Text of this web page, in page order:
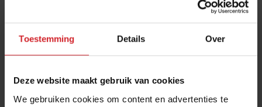
Toestemming Details Over
Deze website maakt gebruik van cookies
We gebruiken cookies om content en advertenties te